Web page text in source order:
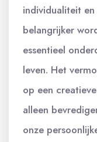
individualiteit
belangrijker
essentieel
leven. Het
op een
alleen
onze